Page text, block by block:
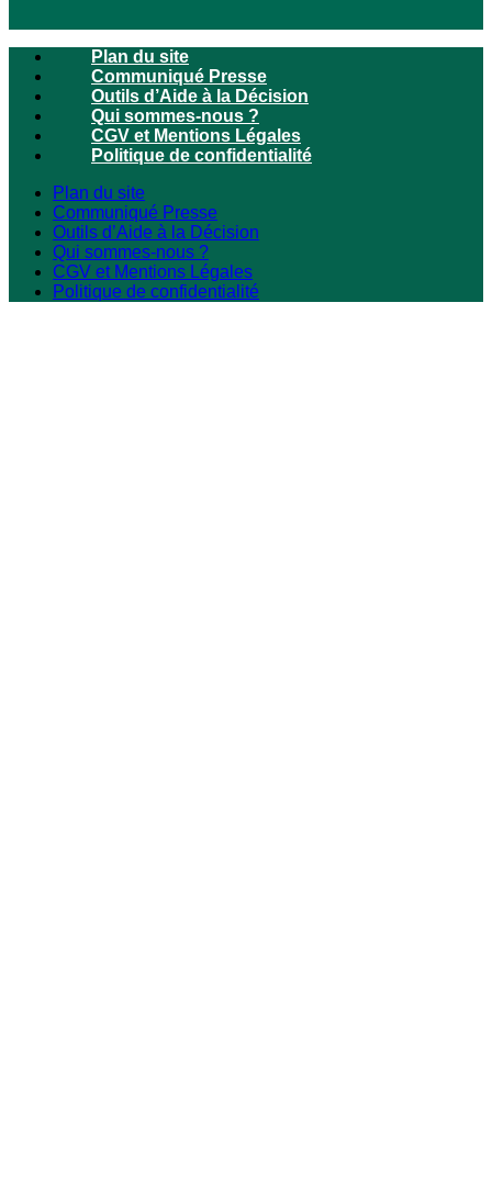
Plan du site
Communiqué Presse
Outils d’Aide à la Décision
Qui sommes-nous ?
CGV et Mentions Légales
Politique de confidentialité
Plan du site
Communiqué Presse
Outils d’Aide à la Décision
Qui sommes-nous ?
CGV et Mentions Légales
Politique de confidentialité